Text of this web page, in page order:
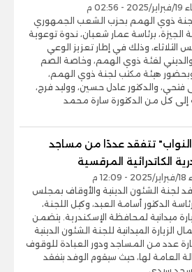
م
ذوي الهمم بحزب الشعب الجمهوري
برئاسة عمار شعبان، ندوة توعوية
الثلاثاء، وذلك في إطار تعزيز الوعي
والديني لفئة ذوي الهمم، وخاصة الصم
هيئة مكتب لجنة ذوي الهمم،
والدكتور عادل حسين، ووليد فرج،
إلى كل من الدكتورة سارة محمد
النواب" تتفقد عددًا من مساجد
الكاتدرائية المرقسية
م
لجنة الشئون الدينية والأوقاف بمجلس
الدكتور أسامة العبد، وكيل اللجنة،
ميدانية لمحافظة الإسكندرية. يتضمن
الزيارة الميدانية للجنة الشئون الدينية
عدد من المساجد ودور العبادة للوقوف
العامة لها، حيث سيقوم الوفد بتفقد